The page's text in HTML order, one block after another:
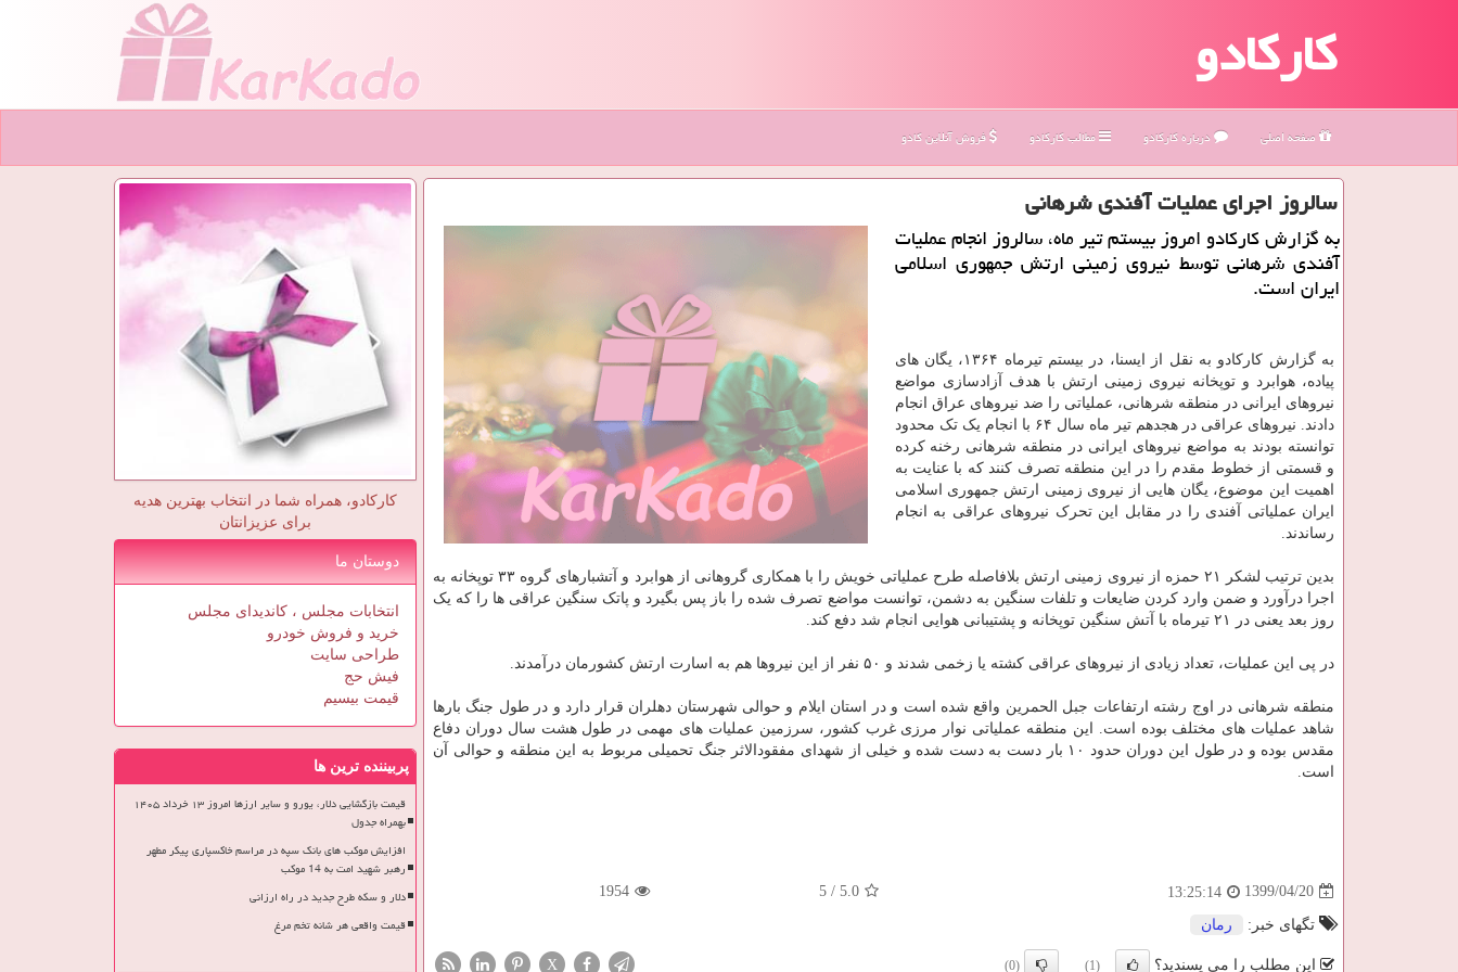
کارکادو
صفحه اصلی درباره كاركادو مطالب كاركادو فروش آنلاین کادو
سالروز اجرای عملیات آفندی شرهانی
به گزارش كاركادو امروز بیستم تیر ماه، سالروز انجام عملیات
آفندی شرهانی توسط نیروی زمینی ارتش جمهوری اسلامی
ایران است.
به گزارش کارکادو به نقل از ایسنا، در بیستم تیرماه ۱۳۶۴، یگان های
پیاده، هوابرد و توپخانه نیروی زمینی ارتش با هدف آزادسازی مواضع
نیروهای ایرانی در منطقه شرهانی، عملیاتی را ضد نیروهای عراق انجام
دادند. نیروهای عراقی در هجدهم تیر ماه سال ۶۴ با انجام یک تک محدود
توانسته بودند به مواضع نیروهای ایرانی در منطقه شرهانی رخنه کرده
و قسمتی از خطوط مقدم را در این منطقه تصرف کنند که با عنایت به
اهمیت این موضوع، یگان هایی از نیروی زمینی ارتش جمهوری اسلامی
ایران عملیاتی آفندی را در مقابل این تحرک نیروهای عراقی به انجام
رساندند.
بدین ترتیب لشکر ۲۱ حمزه از نیروی زمینی ارتش بلافاصله طرح عملیاتی خویش را با همکاری گروهانی از هوابرد و آتشبارهای گروه ۳۳ توپخانه به
اجرا درآورد و ضمن وارد کردن ضایعات و تلفات سنگین به دشمن، توانست مواضع تصرف شده را باز پس بگیرد و پاتک سنگین عراقی ها را که یک
روز بعد یعنی در ۲۱ تیرماه با آتش سنگین توپخانه و پشتیبانی هوایی انجام شد دفع کند.
در پی این عملیات، تعداد زیادی از نیروهای عراقی کشته یا زخمی شدند و ۵۰ نفر از این نیروها هم به اسارت ارتش کشورمان درآمدند.
منطقه شرهانی در اوج رشته ارتفاعات جبل الحمرین واقع شده است و در استان ایلام و حوالی شهرستان دهلران قرار دارد و در طول جنگ بارها
شاهد عملیات های مختلف بوده است. این منطقه عملیاتی نوار مرزی غرب کشور، سرزمین عملیات های مهمی در طول هشت سال دوران دفاع
مقدس بوده و در طول این دوران حدود ۱۰ بار دست به دست شده و خیلی از شهدای مفقودالاثر جنگ تحمیلی مربوط به این منطقه و حوالی آن
است.
1399/04/20
13:25:14
5.0
/
5
1954
تگهای خبر: رمان
این مطلب را می پسندید؟ (1)
(0)
X
کارکادو، همراه شما در انتخاب بهترین هدیه
برای عزیزانتان
دوستان ما
انتخابات مجلس ، کاندیدای مجلس
خرید و فروش خودرو
طراحی سایت
فیش حج
قیمت بیسیم
پربیننده ترین ها
قیمت بازگشایی دلار، یورو و سایر ارزها امروز ۱۳ خرداد ۱۴۰۵
بهمراه جدول
افزایش موکب های بانک سپه در مراسم خاکسپاری پیکر مطهر
رهبر شهید امت به 14 موکب
دلار و سکه طرح جدید در راه ارزانی
قیمت واقعی هر شانه تخم مرغ